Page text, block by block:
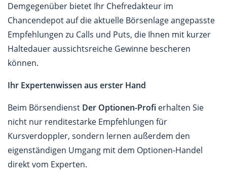
Demgegenüber bietet Ihr Chefredakteur im
Chancendepot auf die aktuelle Börsenlage angepasste
Empfehlungen zu Calls und Puts, die Ihnen mit kurzer
Haltedauer aussichtsreiche Gewinne bescheren
können.
Ihr Expertenwissen aus erster Hand
Beim Börsendienst Der Optionen-Profi erhalten Sie
nicht nur renditestarke Empfehlungen für
Kursverdoppler, sondern lernen außerdem den
eigenständigen Umgang mit dem Optionen-Handel
direkt vom Experten.